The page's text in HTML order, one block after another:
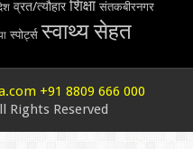
व्रत/त्यौहार शिक्षा संतकबीरनगर
स्पोर्ट्स स्वाथ्य सेहत
+91 8809 666 000
Rights Reserved